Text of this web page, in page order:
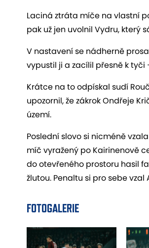
Laciná ztráta míče na vlastní
pak už jen uvolnil Vydru, který
V nastavení se nádherně
vypustil ji a zacílil přesně k tyči
Krátce na to odpískal sudí
upozornil, že zákrok Ondřeje
území.
Poslední slovo si nicméně
míč vyražený po Kairinenově
do otevřeného prostoru hasil
žlutou. Penaltu si pro sebe
FOTOGALERIE